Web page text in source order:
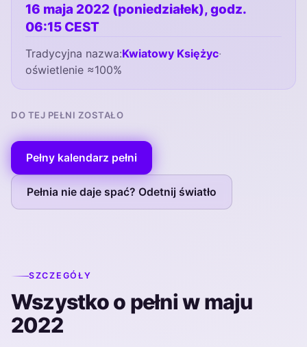
16 maja 2022 (poniedziałek), godz.
06:15 CEST
Tradycyjna nazwa:Kwiatowy Księżyc·
oświetlenie ≈100%
DO TEJ PEŁNI ZOSTAŁO
Pełny kalendarz pełni
Pełnia nie daje spać? Odetnij światło
SZCZEGÓŁY
Wszystko o pełni w maju
2022